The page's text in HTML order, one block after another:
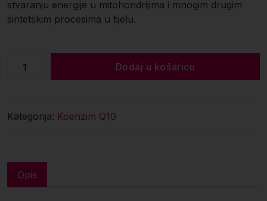
stvaranju energije u mitohondrijima i mnogim drugim
sintetskim procesima u tijelu.
QuinoMit
količina
Dodaj u košaricu
Kategorija: Koenzim Q10
Opis